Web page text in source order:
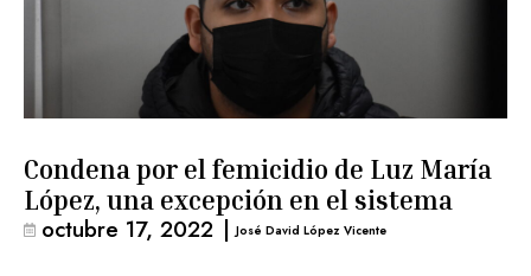
Condena por el femicidio de Luz María
López, una excepción en el sistema
octubre 17, 2022 | José David López Vicente